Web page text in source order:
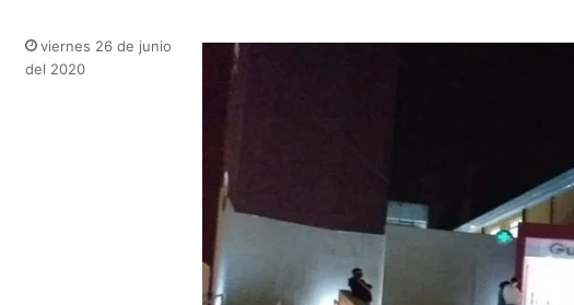
viernes 26 de junio
del 2020